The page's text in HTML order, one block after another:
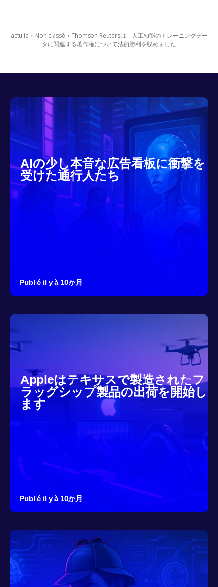
actu.ia Non classé
Thomson Reutersは、人工知能のトレーニングデー
タに関連する著作権について法的勝利を収めました
AIの少し本音な広告看板に衝撃を
受けた通行人たち
Publié il y à 10か月
Appleはテキサスで製造されたフ
ラッグシップ製品の出荷を開始し
ます
Publié il y à 10か月